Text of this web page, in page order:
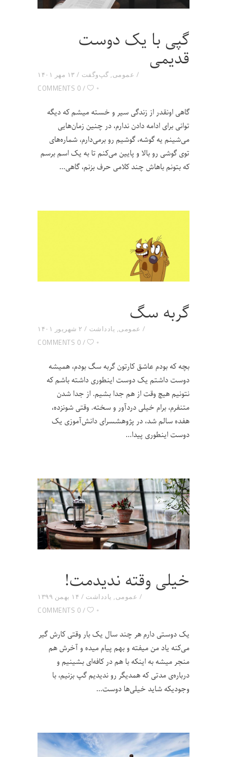
گپی با یک دوست
قدیمی
۱۳ مهر ۱۴۰۱ عمومی, گپ‌و‌گفت
0 COMMENTS
۰
گاهی اونقدر از زندگی سیر و خسته میشم که دیگه
توانی برای ادامه دادن ندارم، در چنین زمان‌هایی
می‌شینم یه گوشه، گوشیم رو برمی‌دارم، شماره‌های
توی گوشی رو بالا و پایین می‌کنم تا به یک اسم برسم
که بتونم باهاش چند کلامی حرف بزنم، گاهی
گربه سگ
۲ شهریور ۱۴۰۱ عمومی, یادداشت
0 COMMENTS
۰
بچه که بودم عاشق کارتون گربه سگ بودم، همیشه
دوست داشتم یک دوست اینطوری داشته باشم که
نتونیم هیچ وقت از هم جدا بشیم. از جدا شدن
متنفرم، برام خیلی دردآور و سخته. وقتی شونزده،
هفده سالم شد، در پژوهشسرای دانش‌آموزی یک
دوست اینطوری پیدا
خیلی وقته ندیدمت!
۱۴ بهمن ۱۳۹۹ عمومی, یادداشت
0 COMMENTS
۰
یک دوستی دارم هر چند سال یک بار وقتی کارش گیر
می‌کنه یاد من میفته و بهم پیام میده و آخرش هم
منجر میشه به اینکه با هم در کافه‌ای بشینیم و
درباره‌ی مدتی که همدیگر رو ندیدیم گپ بزنیم، با
وجودیکه شاید خیلی‌ها دوست